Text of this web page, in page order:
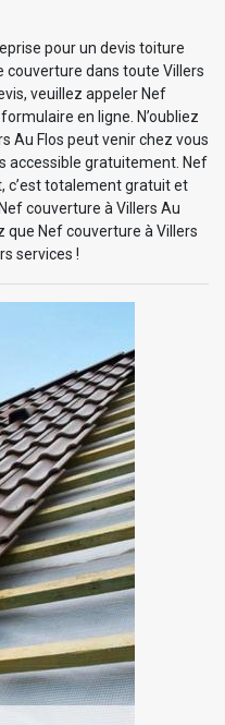
pour un devis toiture
dans toute Villers
veuillez appeler Nef
en ligne. N’oubliez
Au Flos peut venir chez vous
accessible gratuitement. Nef
c’est totalement gratuit et
couverture à Villers Au
que Nef couverture à Villers
services !